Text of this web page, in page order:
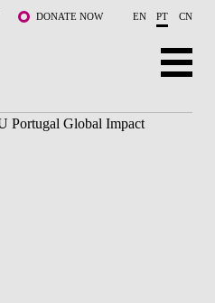
DONATE NOW EN PT CN